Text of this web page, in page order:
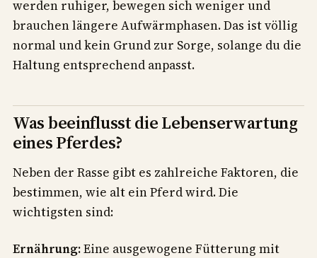
werden ruhiger, bewegen sich weniger und
brauchen längere Aufwärmphasen. Das ist völlig
normal und kein Grund zur Sorge, solange du die
Haltung entsprechend anpasst.
Was beeinflusst die Lebenserwartung
eines Pferdes?
Neben der Rasse gibt es zahlreiche Faktoren, die
bestimmen, wie alt ein Pferd wird. Die
wichtigsten sind:
Ernährung:Eine ausgewogene Fütterung mit